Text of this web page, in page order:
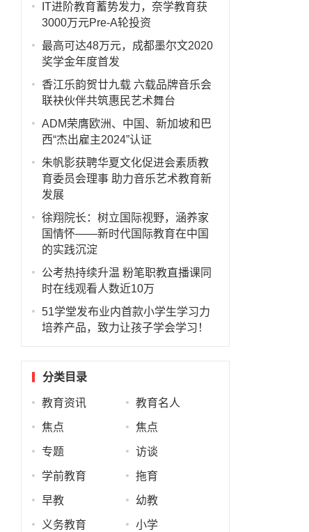
IT进阶教育蓄势发力，奈学教育获
3000万元Pre-A轮投资
最高可达48万元，成都墨尔文2020
奖学金年度首发
香江乐韵贺廿九载 六载品牌音乐会
联袂伙伴共筑惠民艺术舞台
ADM荣膺欧洲、中国、新加坡和巴
西“杰出雇主2024”认证
朱帆影获聘华夏文化促进会素质教
育委员会理事 助力音乐艺术教育新
发展
徐翔院长：树立国际视野，涵养家
国情怀——新时代国际教育在中国
的实践沉淀
公考热持续升温 粉笔职教直播课同
时在线观看人数近10万
51学堂发布业内首款小学生学习力
培养产品，致力让孩子学会学习！
分类目录
教育资讯 教育名人
焦点 焦点
专题 访谈
学前教育 拖育
早教 幼教
义务教育 小学